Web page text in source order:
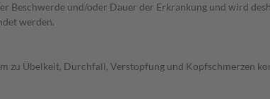
Beschwerde und/oder Dauer der Erkrankung und wird
werden.
zu Übelkeit, Durchfall, Verstopfung und Kopfschmerzen